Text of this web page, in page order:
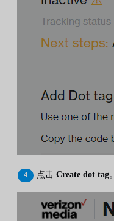
点击 Create dot tag。